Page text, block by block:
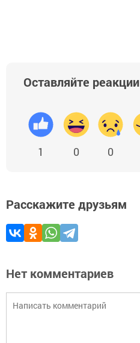
Оставляйте реакции
1 0 0
Расскажите друзьям
Нет комментариев